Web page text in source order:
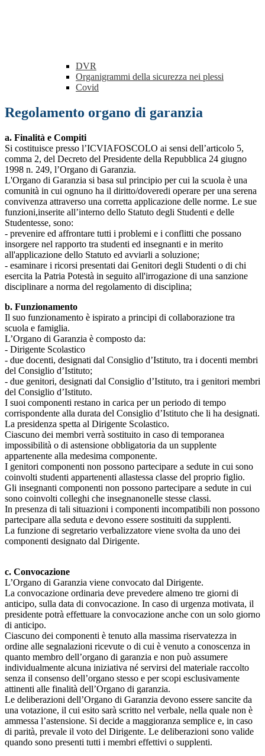
DVR
Organigrammi della sicurezza nei plessi
Covid
Regolamento organo di garanzia
a. Finalità e Compiti
Si costituisce presso l’ICVIAFOSCOLO ai sensi dell’articolo 5,
comma 2, del Decreto del Presidente della Repubblica 24 giugno
1998 n. 249, l’Organo di Garanzia.
L'Organo di Garanzia si basa sul principio per cui la scuola è una
comunità in cui ognuno ha il diritto/doveredi operare per una serena
convivenza attraverso una corretta applicazione delle norme. Le sue
funzioni,inserite all’interno dello Statuto degli Studenti e delle
Studentesse, sono:
- prevenire ed affrontare tutti i problemi e i conflitti che possano
insorgere nel rapporto tra studenti ed insegnanti e in merito
all'applicazione dello Statuto ed avviarli a soluzione;
- esaminare i ricorsi presentati dai Genitori degli Studenti o di chi
esercita la Patria Potestà in seguito all'irrogazione di una sanzione
disciplinare a norma del regolamento di disciplina;
b. Funzionamento
Il suo funzionamento è ispirato a principi di collaborazione tra
scuola e famiglia.
L’Organo di Garanzia è composto da:
- Dirigente Scolastico
- due docenti, designati dal Consiglio d’Istituto, tra i docenti membri
del Consiglio d’Istituto;
- due genitori, designati dal Consiglio d’Istituto, tra i genitori membri
del Consiglio d’Istituto.
I suoi componenti restano in carica per un periodo di tempo
corrispondente alla durata del Consiglio d’Istituto che li ha designati.
La presidenza spetta al Dirigente Scolastico.
Ciascuno dei membri verrà sostituito in caso di temporanea
impossibilità o di astensione obbligatoria da un supplente
appartenente alla medesima componente.
I genitori componenti non possono partecipare a sedute in cui sono
coinvolti studenti appartenenti allastessa classe del proprio figlio.
Gli insegnanti componenti non possono partecipare a sedute in cui
sono coinvolti colleghi che insegnanonelle stesse classi.
In presenza di tali situazioni i componenti incompatibili non possono
partecipare alla seduta e devono essere sostituiti da supplenti.
La funzione di segretario verbalizzatore viene svolta da uno dei
componenti designato dal Dirigente.
c. Convocazione
L’Organo di Garanzia viene convocato dal Dirigente.
La convocazione ordinaria deve prevedere almeno tre giorni di
anticipo, sulla data di convocazione. In caso di urgenza motivata, il
presidente potrà effettuare la convocazione anche con un solo giorno
di anticipo.
Ciascuno dei componenti è tenuto alla massima riservatezza in
ordine alle segnalazioni ricevute o di cui è venuto a conoscenza in
quanto membro dell’organo di garanzia e non può assumere
individualmente alcuna iniziativa né servirsi del materiale raccolto
senza il consenso dell’organo stesso e per scopi esclusivamente
attinenti alle finalità dell’Organo di garanzia.
Le deliberazioni dell’Organo di Garanzia devono essere sancite da
una votazione, il cui esito sarà scritto nel verbale, nella quale non è
ammessa l’astensione. Si decide a maggioranza semplice e, in caso
di parità, prevale il voto del Dirigente. Le deliberazioni sono valide
quando sono presenti tutti i membri effettivi o supplenti.